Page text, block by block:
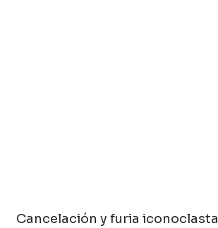
Cancelación y furia iconoclasta